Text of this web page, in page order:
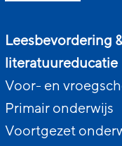
Leesbevordering
literatuureducatie
Voor- en
Primair onderwijs
Voortgezet